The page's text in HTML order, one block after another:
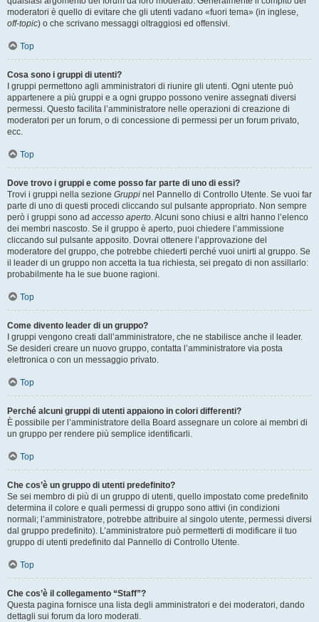
moderatori è quello di evitare che gli utenti vadano «fuori tema» (in inglese,
off-topic) o che scrivano messaggi oltraggiosi ed offensivi.
Top
Cosa sono i gruppi di utenti?
I gruppi permettono agli amministratori di riunire gli utenti. Ogni utente può
appartenere a più gruppi e a ogni gruppo possono venire assegnati diversi
permessi. Questo facilita l’amministratore nelle operazioni di creazione di
moderatori per un forum, o di concessione di permessi per un forum privato,
ecc.
Top
Dove trovo i gruppi e come posso far parte di uno di essi?
Trovi i gruppi nella sezione Gruppi nel Pannello di Controllo Utente. Se vuoi far
parte di uno di questi procedi cliccando sul pulsante appropriato. Non sempre
però i gruppi sono ad accesso aperto. Alcuni sono chiusi e altri hanno l’elenco
dei membri nascosto. Se il gruppo è aperto, puoi chiedere l’ammissione
cliccando sul pulsante apposito. Dovrai ottenere l’approvazione del
moderatore del gruppo, che potrebbe chiederti perché vuoi unirti al gruppo. Se
il leader di un gruppo non accetta la tua richiesta, sei pregato di non assillarlo:
probabilmente ha le sue buone ragioni.
Top
Come divento leader di un gruppo?
I gruppi vengono creati dall’amministratore, che ne stabilisce anche il leader.
Se desideri creare un nuovo gruppo, contatta l’amministratore via posta
elettronica o con un messaggio privato.
Top
Perché alcuni gruppi di utenti appaiono in colori differenti?
È possibile per l’amministratore della Board assegnare un colore ai membri di
un gruppo per rendere più semplice identificarli.
Top
Che cos’è un gruppo di utenti predefinito?
Se sei membro di più di un gruppo di utenti, quello impostato come predefinito
determina il colore e quali permessi di gruppo sono attivi (in condizioni
normali; l’amministratore, potrebbe attribuire al singolo utente, permessi diversi
dal gruppo predefinito). L’amministratore può permetterti di modificare il tuo
gruppo di utenti predefinito dal Pannello di Controllo Utente.
Top
Che cos’è il collegamento “Staff”?
Questa pagina fornisce una lista degli amministratori e dei moderatori, dando
dettagli sui forum da loro moderati.